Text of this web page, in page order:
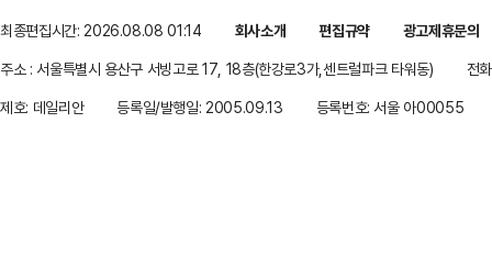
최종편집시간: 2026.08.08 01:14 회사소개 편집규약
광고제휴문의
주소 : 서울특별시 용산구 서빙고로 17, 18층(한강로3가,센트럴파크 타워동)
전
제호: 데일리안
등록일/발행일: 2005.09.13 등록번호: 서울 아00055